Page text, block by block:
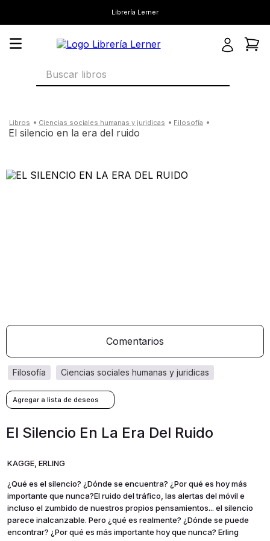
Librería Lerner
Buscar libros
ciencias sociales humanas y juridicas filosofía
el silencio en la era del ruido
Comentarios
ciencias sociales humanas y juridicas
filosofía
El Silencio En La Era Del Ruido
KAGGE, ERLING
¿Qué es el silencio? ¿Dónde se encuentra? ¿Por qué es hoy más
importante que nunca?El ruido del tráfico, las alertas del móvil e
incluso el zumbido de nuestros propios pensamientos... el silencio
parece inalcanzable. Pero ¿qué es realmente? ¿Dónde se puede
encontrar? ¿Por qué es más importante hoy que nunca? Erling